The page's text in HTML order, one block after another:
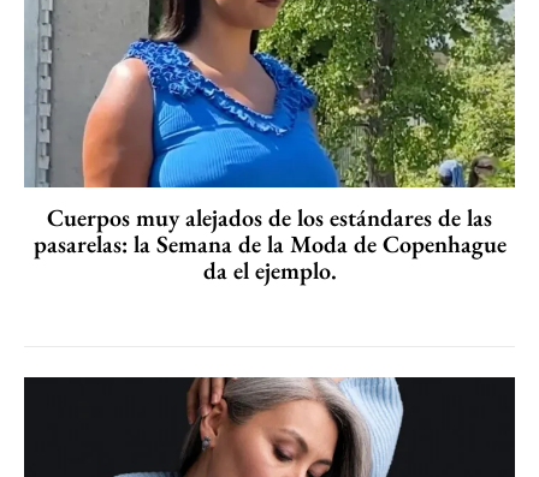
Cuerpos muy alejados de los estándares de las
pasarelas: la Semana de la Moda de Copenhague
da el ejemplo.